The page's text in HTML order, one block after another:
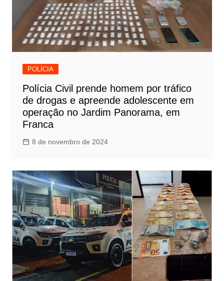
POLÍCIA
Polícia Civil prende homem por tráfico
de drogas e apreende adolescente em
operação no Jardim Panorama, em
Franca
8 de novembro de 2024